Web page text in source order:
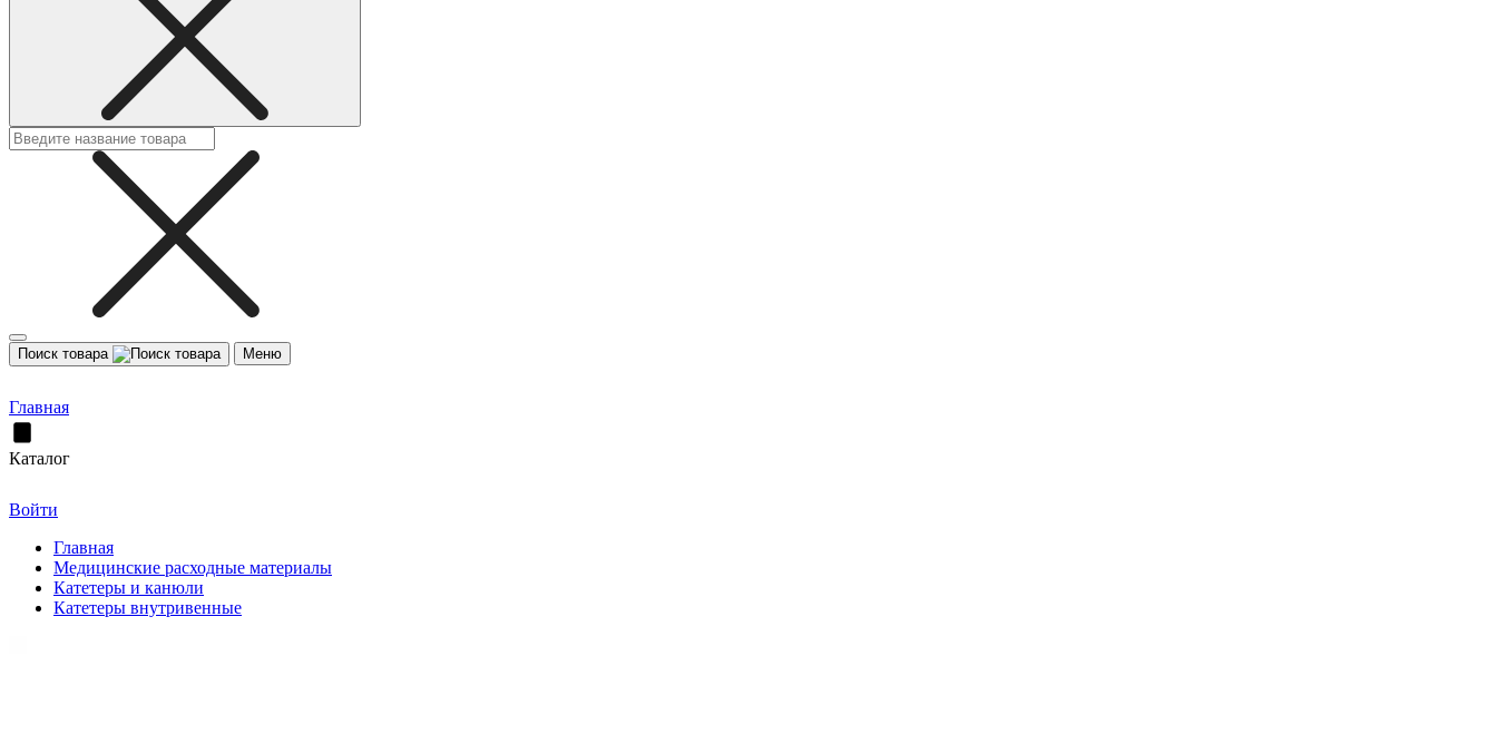
Поиск товара Меню
Главная
Каталог
Войти
Главная
Медицинские расходные материалы
Катетеры и канюли
Катетеры внутривенные